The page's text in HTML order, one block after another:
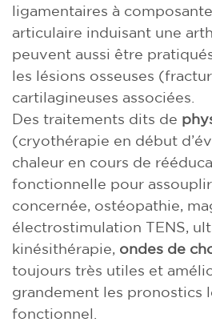
ligamentaires à
articulaire induisant une
peuvent aussi être
les lésions osseuses
cartilagineuses associées.
Des traitements dits de
(cryothérapie en début
chaleur en cours de
fonctionnelle pour
concernée, ostéopathie,
électrostimulation TENS,
kinésithérapie, ondes de
toujours très utiles et
grandement les pronostics
fonctionnel.